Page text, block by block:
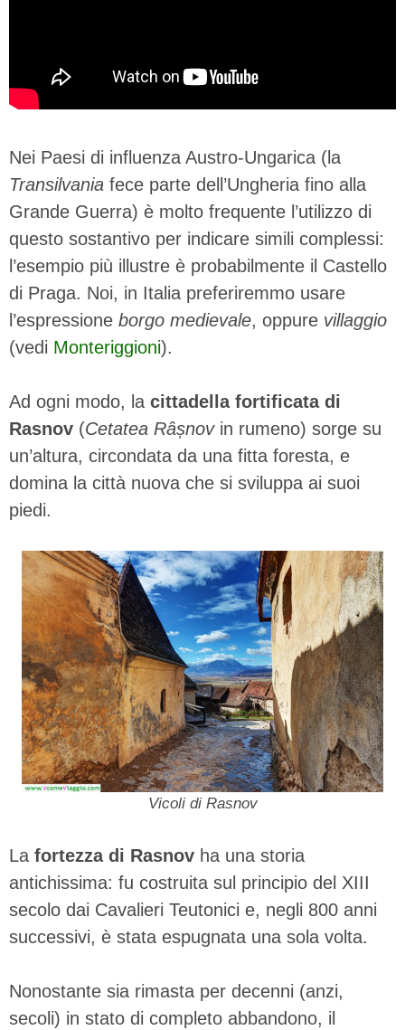
Nei Paesi di influenza Austro-Ungarica (la
Transilvania fece parte dell’Ungheria fino alla
Grande Guerra) è molto frequente l’utilizzo di
questo sostantivo per indicare simili complessi:
l’esempio più illustre è probabilmente il Castello
di Praga. Noi, in Italia preferiremmo usare
l’espressione borgo medievale, oppure villaggio
(vedi Monteriggioni).
Ad ogni modo, la cittadella fortificata di
Rasnov (Cetatea Râșnov in rumeno) sorge su
un’altura, circondata da una fitta foresta, e
domina la città nuova che si sviluppa ai suoi
piedi.
Vicoli di Rasnov
La fortezza di Rasnov ha una storia
antichissima: fu costruita sul principio del XIII
secolo dai Cavalieri Teutonici e, negli 800 anni
successivi, è stata espugnata una sola volta.
Nonostante sia rimasta per decenni (anzi,
secoli) in stato di completo abbandono, il